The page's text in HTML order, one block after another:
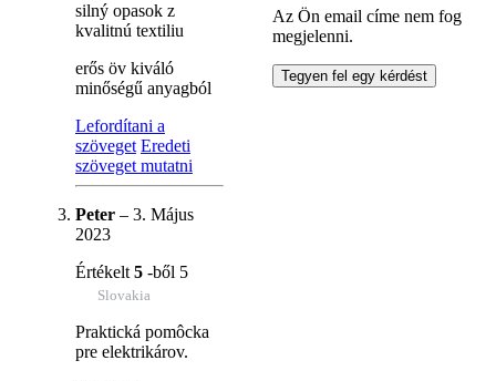
silný opasok z
kvalitnú textiliu
erős öv kiváló
minőségű anyagból
Lefordítani a
szöveget Eredeti
szöveget mutatni
Peter – 3. Május
2023
Értékelt 5 -ből 5
Slovakia
Praktická pomôcka
pre elektrikárov.
Az Ön email címe nem fog
megjelenni.